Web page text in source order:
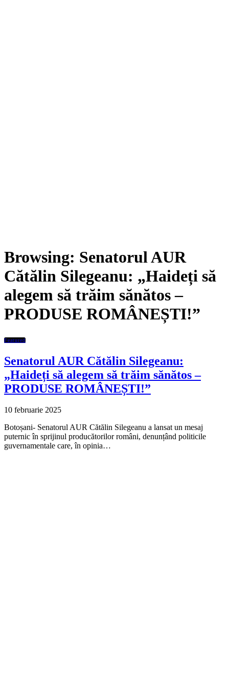
Browsing: Senatorul AUR
Cătălin Silegeanu: „Haideți să
alegem să trăim sănătos –
PRODUSE ROMÂNEȘTI!”
Featured
Senatorul AUR Cătălin Silegeanu:
„Haideți să alegem să trăim sănătos –
PRODUSE ROMÂNEȘTI!”
10 februarie 2025
Botoșani- Senatorul AUR Cătălin Silegeanu a lansat un mesaj
puternic în sprijinul producătorilor români, denunțând politicile
guvernamentale care, în opinia…